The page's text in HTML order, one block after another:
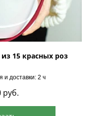
15 красных роз
и доставки: 2 ч
руб.